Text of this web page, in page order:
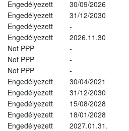
Engedélyezett
30/09/2026
Engedélyezett
31/12/2030
Engedélyezett
-
Engedélyezett
2026.11.30
Not PPP
-
Not PPP
-
Not PPP
-
Engedélyezett
30/04/2021
Engedélyezett
31/12/2030
Engedélyezett
15/08/2028
Engedélyezett
18/01/2028
Engedélyezett
2027.01.31.